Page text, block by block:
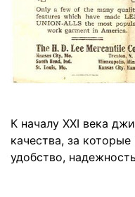
К началу XXI века
качества, за
удобство,